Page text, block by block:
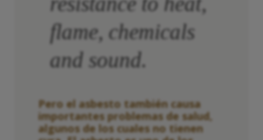
flame, chemicals
and sound.
Pero el asbesto también causa
importantes problemas de salud,
algunos de los cuales no tienen